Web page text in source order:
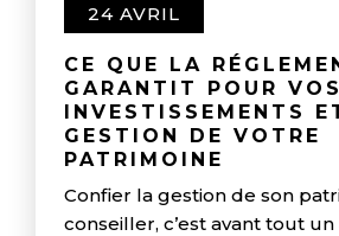
24 AVRIL
CE QUE LA
GARANTIT POUR VOS
INVESTISSEMENTS
GESTION DE VOTRE
PATRIMOINE
Confier la gestion de son
conseiller, c’est avant tout